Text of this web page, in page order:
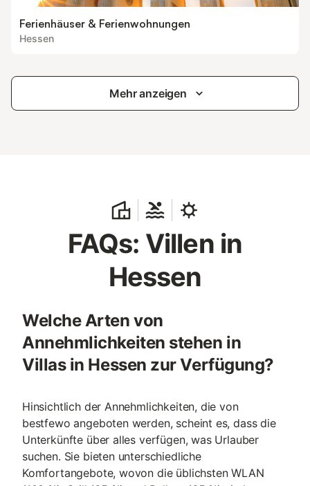
Ferienhäuser & Ferienwohnungen
Hessen
Mehr anzeigen
FAQs: Villen in
Hessen
Welche Arten von
Annehmlichkeiten stehen in
Villas in Hessen zur Verfügung?
Hinsichtlich der Annehmlichkeiten, die von
bestfewo angeboten werden, scheint es, dass die
Unterkünfte über alles verfügen, was Urlauber
suchen. Sie bieten unterschiedliche
Komfortangebote, wovon die üblichsten WLAN